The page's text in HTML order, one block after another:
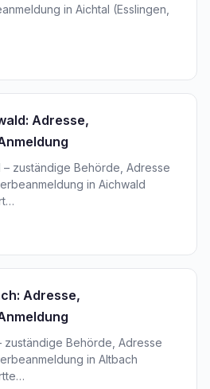
in Aichtal (Esslingen,
Adresse,
zuständige Behörde, Adresse
in Aichwald
Adresse,
zuständige Behörde, Adresse
in Altbach